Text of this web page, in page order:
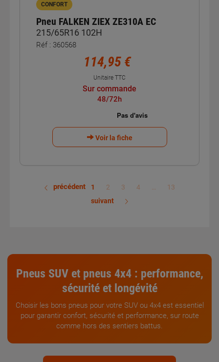
CONFORT
Pneu FALKEN ZIEX ZE310A EC
215/65R16 102H
Réf : 360568
114,95 €
Unitaire TTC
Sur commande
48/72h
Voir la fiche
précédent 1 2 3 4 …
13
suivant
Pneus SUVet pneus 4x4: performance,
sécuritéet longévité
Choisir les bons pneus pour votre SUV ou 4x4 est essentiel
pour garantir confort, sécurité et performance, sur route
comme hors des sentiers battus.